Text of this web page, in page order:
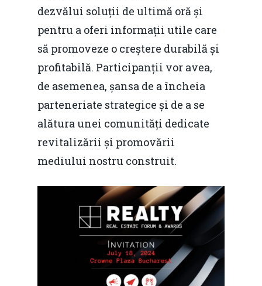
dezvălui soluții de ultimă oră și
pentru a oferi informații utile care
să promoveze o creștere durabilă și
profitabilă. Participanții vor avea,
de asemenea, șansa de a încheia
parteneriate strategice și de a se
alătura unei comunități dedicate
revitalizării și promovării
mediului nostru construit.